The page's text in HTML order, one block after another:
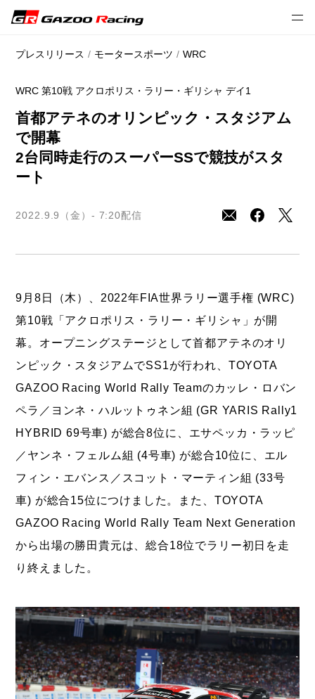
// 2022 season
プレスリリース モータースポーツ WRC
WRC 第10戦 アクロポリス・ラリー・ギリシャ デイ1
首都アテネのオリンピック・スタジアム
で開幕
2台同時走行のスーパーSSで競技がスタ
ート
2022.9.9（金）- 7:20配信
9月8日（木）、2022年FIA世界ラリー選手権 (WRC)
第10戦「アクロポリス・ラリー・ギリシャ」が開
幕。オープニングステージとして首都アテネのオリ
ンピック・スタジアムでSS1が行われ、TOYOTA
GAZOO Racing World Rally Teamのカッレ・ロバン
ペラ／ヨンネ・ハルットゥネン組 (GR YARIS Rally1
HYBRID 69号車) が総合8位に、エサペッカ・ラッピ
／ヤンネ・フェルム組 (4号車) が総合10位に、エル
フィン・エバンス／スコット・マーティン組 (33号
車) が総合15位につけました。また、TOYOTA
GAZOO Racing World Rally Team Next Generation
から出場の勝田貴元は、総合18位でラリー初日を走
り終えました。